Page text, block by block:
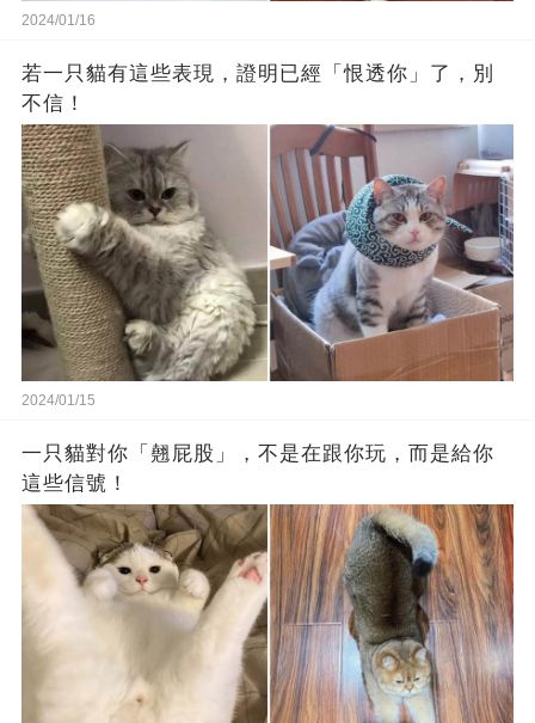
2024/01/16
若一只貓有這些表現，證明已經「恨透你」了，別
不信！
2024/01/15
一只貓對你「翹屁股」，不是在跟你玩，而是給你
這些信號！